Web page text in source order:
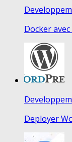
Docker
Deployer